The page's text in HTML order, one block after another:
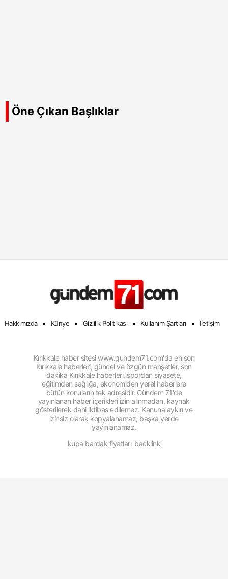
Öne Çıkan Başlıklar
Hakkımızda • Künye • Gizlilik Politikası • Kullanım Şartları • İletişim
Kırıkkale haber sitesi www.gundem71.com'da en son
Kırıkkale haberleri, güncel ve özgün manşetler, son
dakika Kırıkkale haberleri, spordan siyasete,
eğitimden sağlığa, ekonomiden yerel haberlere
bütün konuların tek adresidir. Gündem 71'de
yayınlanan haber içerikleri izin alınmadan, kaynak
gösterilerek dahi iktibas edilemez. Kanuna aykırı ve
izinsiz olarak kopyalanamaz, başka yerde
yayınlanamaz.
kupa bardak fiyatları backlink